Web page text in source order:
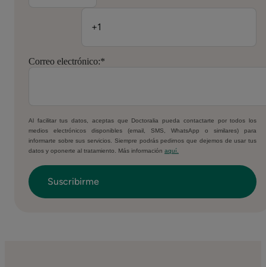
Correo electrónico:*
Al facilitar tus datos, aceptas que Doctoralia pueda contactarte por todos los
medios electrónicos disponibles (email, SMS, WhatsApp o similares) para
informarte sobre sus servicios. Siempre podrás pedirnos que dejemos de usar tus
datos y oponerte al tratamiento. Más información aquí.